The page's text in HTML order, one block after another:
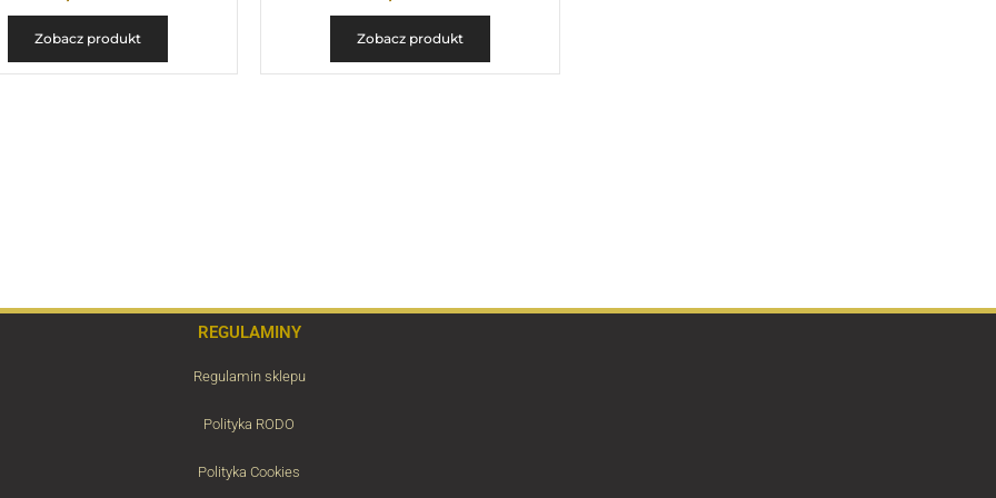
Zobacz produkt Zobacz produkt
REGULAMINY
Regulamin sklepu
Polityka RODO
Polityka Cookies